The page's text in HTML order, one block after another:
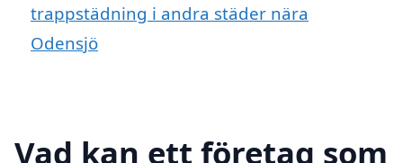
trappstädning i andra städer nära
Odensjö
Vad kan ett företag som